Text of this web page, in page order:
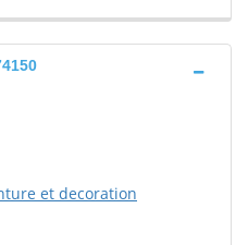
et decoration